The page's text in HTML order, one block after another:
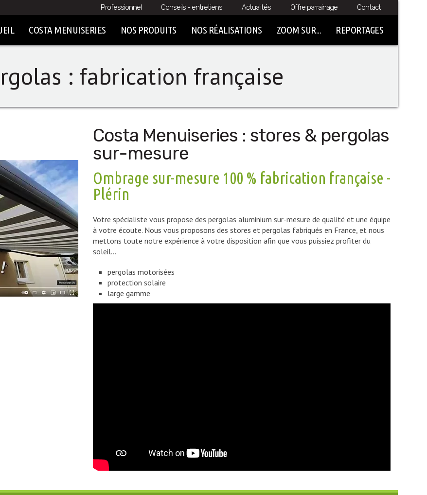
Professionnel Conseils - entretiens Actualités Offre parrainage Contact
COSTA MENUISERIES NOS PRODUITS NOS RÉALISATIONS ZOOM SUR... REPORTAGES
: fabrication française
Costa Menuiseries : stores & pergolas
sur-mesure
Ombrage sur-mesure 100 % fabrication française -
Plérin
Votre spécialiste vous propose des pergolas aluminium sur-mesure de qualité et une équipe
à votre écoute. Nous vous proposons des stores et pergolas fabriqués en France, et nous
mettons toute notre expérience à votre disposition afin que vous puissiez profiter du
soleil...
pergolas motorisées
protection solaire
large gamme